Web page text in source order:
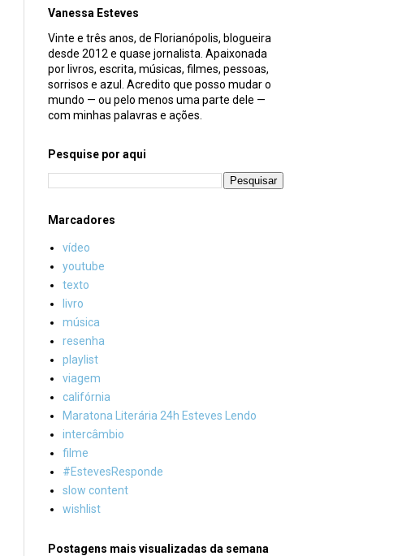
Vanessa Esteves
Vinte e três anos, de Florianópolis, blogueira
desde 2012 e quase jornalista. Apaixonada
por livros, escrita, músicas, filmes, pessoas,
sorrisos e azul. Acredito que posso mudar o
mundo — ou pelo menos uma parte dele —
com minhas palavras e ações.
Pesquise por aqui
Marcadores
vídeo
youtube
texto
livro
música
resenha
playlist
viagem
califórnia
Maratona Literária 24h Esteves Lendo
intercâmbio
filme
#EstevesResponde
slow content
wishlist
Postagens mais visualizadas da semana